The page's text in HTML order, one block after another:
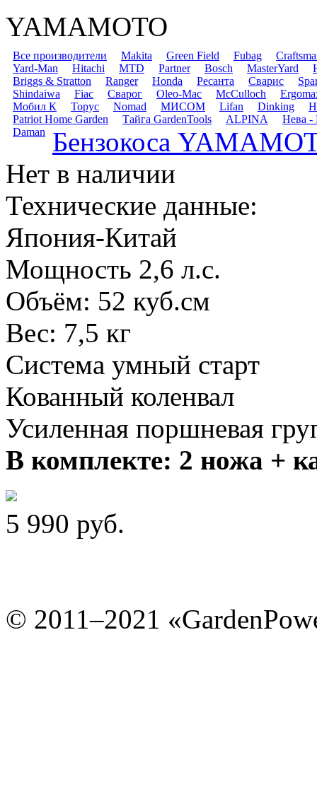
YAMAMOTO
Все производители Makita Green Field Fubag
Yard-Man
Hitachi MTD Partner Bosch MasterYard
Briggs & Stratton
Ranger Honda Ресанта Сварис
Shindaiwa
Fiac Сварог Oleo-Mac McCulloch
Мобил К
Торус Nomad МИСОМ Lifan Dinking
Patriot Home Garden
Тайга GardenTools ALPINA
Нева -
Daman
Бензокоса
Нет в наличии
Технические данные:
Япония-Китай
Мощность 2,6 л.с.
Объём: 52 куб.см
Вес: 7,5 кг
Система умный старт
Кованный коленвал
Усиленная поршневая
В комплекте: 2 ножа +
5 990 руб.
© 2011–2021